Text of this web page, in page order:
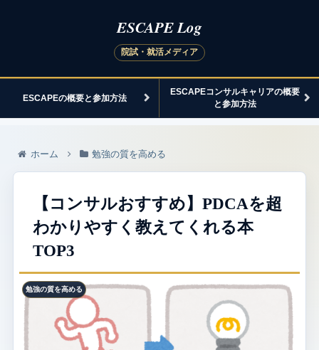
ESCAPEの概要と参加方法
ESCAPEコンサルキャリアの概要
と参加方法
ホーム 勉強の質を高める
【コンサルおすすめ】PDCAを超
わかりやすく教えてくれる本
TOP3
勉強の質を高める